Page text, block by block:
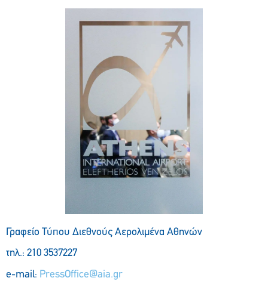
Γραφείο Τύπου Διεθνούς Αερολιμένα Αθηνών
τηλ.: 210 3537227
e-mail: PressOffice@aia.gr